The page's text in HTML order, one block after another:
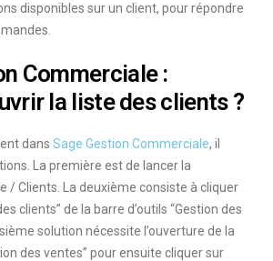
disponibles sur un client, pour répondre
Commerciale :
la liste des clients ?
dans Sage Gestion Commerciale, il
. La première est de lancer la
/ Clients. La deuxième consiste à cliquer
clients” de la barre d’outils “Gestion des
solution nécessite l’ouverture de la
des ventes” pour ensuite cliquer sur